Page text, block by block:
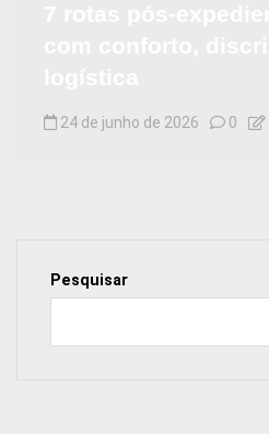
24 de junho de 2026 0
Pesquisar